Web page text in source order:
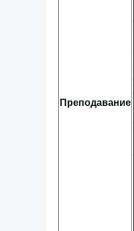
Преподавание